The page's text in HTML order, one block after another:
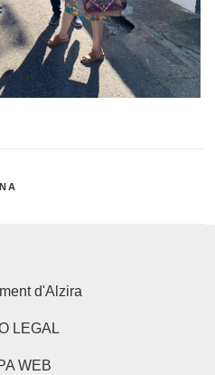
d'Alzira
LEGAL
WEB